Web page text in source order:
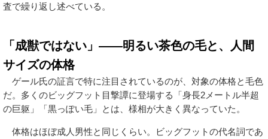
査で繰り返し述べている。
「成獣ではない」——明るい茶色の毛と、人間
サイズの体格
ゲール氏の証言で特に注目されているのが、対象の体格と毛色
だ。多くのビッグフット目撃譚に登場する「身長2メートル半超
の巨躯」「黒っぽい毛」とは、様相が大きく異なっていた。
体格はほぼ成人男性と同じくらい。ビッグフットの代名詞であ